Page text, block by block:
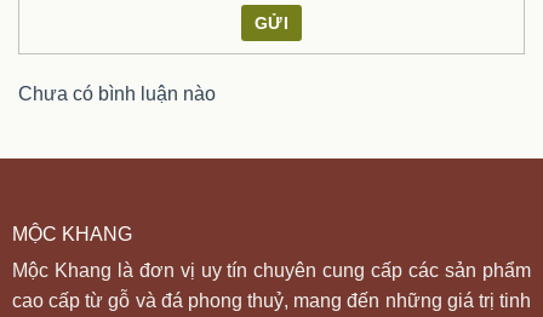
GỬI
Chưa có bình luận nào
MỘC KHANG
Mộc Khang là đơn vị uy tín chuyên cung cấp các sản phẩm
cao cấp từ gỗ và đá phong thuỷ, mang đến những giá trị tinh